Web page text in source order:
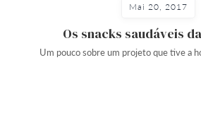
Mai 20, 2017
Os snacks saudáveis
Um pouco sobre um projeto que tive a